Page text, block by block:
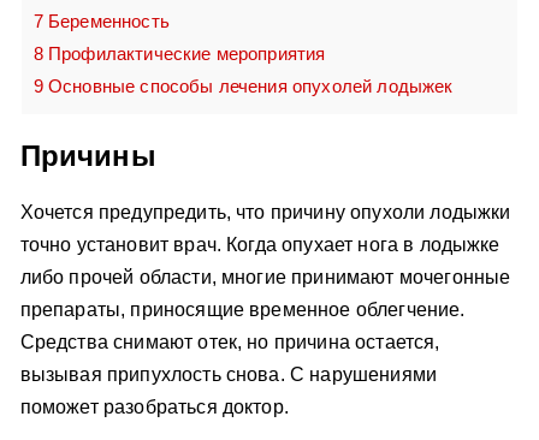
7Беременность
8Профилактические мероприятия
9Основные способы лечения опухолей лодыжек
Причины
Хочется предупредить, что причину опухоли лодыжки
точно установит врач. Когда опухает нога в лодыжке
либо прочей области, многие принимают мочегонные
препараты, приносящие временное облегчение.
Средства снимают отек, но причина остается,
вызывая припухлость снова. С нарушениями
поможет разобраться доктор.